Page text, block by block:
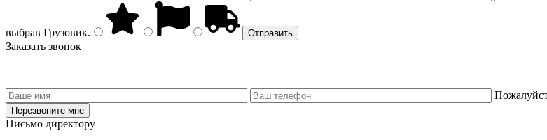
выбрав Грузовик.
Заказать звонок
Письмо директору